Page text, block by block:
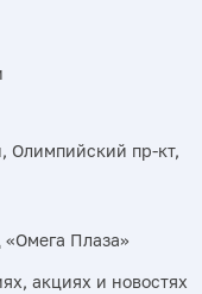
Олимпийский пр-кт,
«Омега Плаза»
акциях и новостях